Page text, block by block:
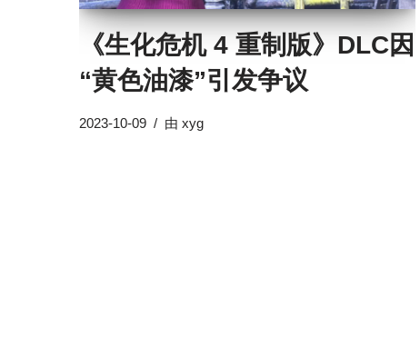
《生化危机 4 重制版》DLC因
“黄色油漆”引发争议
2023-10-09 由 xyg